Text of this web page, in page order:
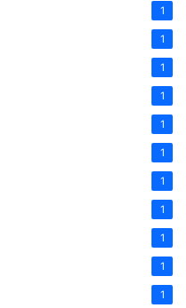
1
1
1
1
1
1
1
1
1
1
1